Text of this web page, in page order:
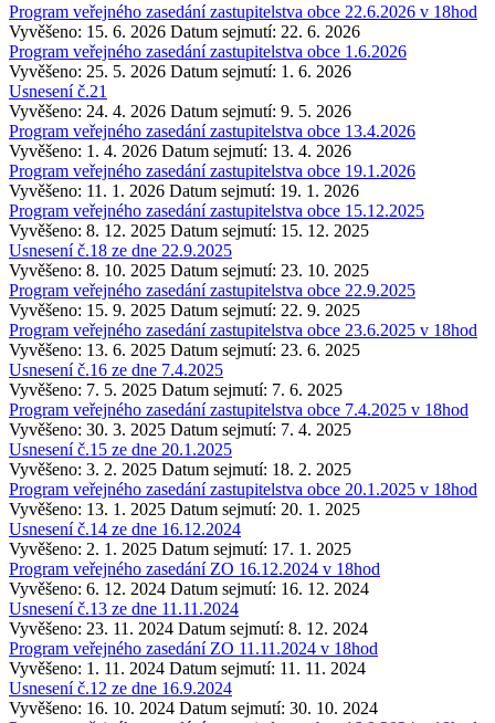
Program veřejného zasedání zastupitelstva obce 22.6.2026 v 18hod
Vyvěšeno: 15. 6. 2026 Datum sejmutí: 22. 6. 2026
Program veřejného zasedání zastupitelstva obce 1.6.2026
Vyvěšeno: 25. 5. 2026 Datum sejmutí: 1. 6. 2026
Usnesení č.21
Vyvěšeno: 24. 4. 2026 Datum sejmutí: 9. 5. 2026
Program veřejného zasedání zastupitelstva obce 13.4.2026
Vyvěšeno: 1. 4. 2026 Datum sejmutí: 13. 4. 2026
Program veřejného zasedání zastupitelstva obce 19.1.2026
Vyvěšeno: 11. 1. 2026 Datum sejmutí: 19. 1. 2026
Program veřejného zasedání zastupitelstva obce 15.12.2025
Vyvěšeno: 8. 12. 2025 Datum sejmutí: 15. 12. 2025
Usnesení č.18 ze dne 22.9.2025
Vyvěšeno: 8. 10. 2025 Datum sejmutí: 23. 10. 2025
Program veřejného zasedání zastupitelstva obce 22.9.2025
Vyvěšeno: 15. 9. 2025 Datum sejmutí: 22. 9. 2025
Program veřejného zasedání zastupitelstva obce 23.6.2025 v 18hod
Vyvěšeno: 13. 6. 2025 Datum sejmutí: 23. 6. 2025
Usnesení č.16 ze dne 7.4.2025
Vyvěšeno: 7. 5. 2025 Datum sejmutí: 7. 6. 2025
Program veřejného zasedání zastupitelstva obce 7.4.2025 v 18hod
Vyvěšeno: 30. 3. 2025 Datum sejmutí: 7. 4. 2025
Usnesení č.15 ze dne 20.1.2025
Vyvěšeno: 3. 2. 2025 Datum sejmutí: 18. 2. 2025
Program veřejného zasedání zastupitelstva obce 20.1.2025 v 18hod
Vyvěšeno: 13. 1. 2025 Datum sejmutí: 20. 1. 2025
Usnesení č.14 ze dne 16.12.2024
Vyvěšeno: 2. 1. 2025 Datum sejmutí: 17. 1. 2025
Program veřejného zasedání ZO 16.12.2024 v 18hod
Vyvěšeno: 6. 12. 2024 Datum sejmutí: 16. 12. 2024
Usnesení č.13 ze dne 11.11.2024
Vyvěšeno: 23. 11. 2024 Datum sejmutí: 8. 12. 2024
Program veřejného zasedání ZO 11.11.2024 v 18hod
Vyvěšeno: 1. 11. 2024 Datum sejmutí: 11. 11. 2024
Usnesení č.12 ze dne 16.9.2024
Vyvěšeno: 16. 10. 2024 Datum sejmutí: 30. 10. 2024